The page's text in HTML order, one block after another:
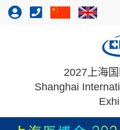
2027上海
Shanghai